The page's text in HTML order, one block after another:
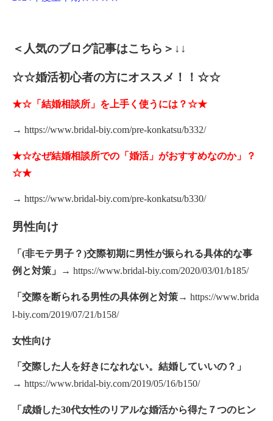
＜人気のブログ記事はこちら＞ ↓↓
☆☆婚活初心者の方にオススメ！！☆☆
★☆「結婚相談所」を上手く使うには？☆★
→ https://www.bridal-biy.com/pre-konkatsu/b332/
★☆なぜ結婚相談所での「婚活」がおすすめなのか」？
☆★
→ https://www.bridal-biy.com/pre-konkatsu/b330/
男性向け
「(非モテ男子？)交際初期に男性が振られる具体的な事
例と対策」
→ https://www.bridal-biy.com/2020/03/01/b185/
「交際を断られる男性の具体例と対策→ https://www.brida
l-biy.com/2019/07/21/b158/
女性向け
「交際した人を好きになれない。結婚していいの？」
→ https://www.bridal-biy.com/2019/05/16/b150/
「成婚した30代女性のリアルな婚活から得た７つのヒン